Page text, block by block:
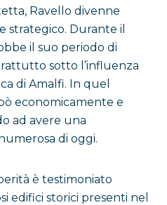
Ravello divenne
strategico. Durante il
il suo periodo di
sotto l’influenza
di Amalfi. In quel
economicamente e
ad avere una
di oggi.
è testimoniato
edifici storici presenti nel